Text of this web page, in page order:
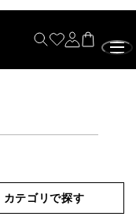
カテゴリで探す